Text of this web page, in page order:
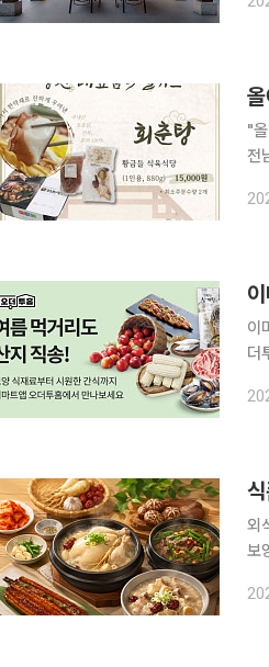
람
"
전
음
이
더
외
보양
비